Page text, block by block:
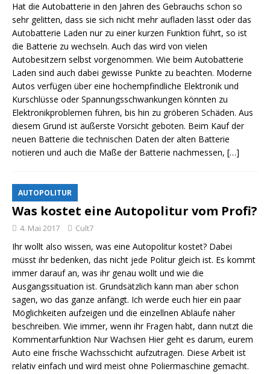
Hat die Autobatterie in den Jahren des Gebrauchs schon so
sehr gelitten, dass sie sich nicht mehr aufladen lässt oder das
Autobatterie Laden nur zu einer kurzen Funktion führt, so ist
die Batterie zu wechseln. Auch das wird von vielen
Autobesitzern selbst vorgenommen. Wie beim Autobatterie
Laden sind auch dabei gewisse Punkte zu beachten. Moderne
Autos verfügen über eine hochempfindliche Elektronik und
Kurschlüsse oder Spannungsschwankungen könnten zu
Elektronikproblemen führen, bis hin zu gröberen Schäden. Aus
diesem Grund ist äußerste Vorsicht geboten. Beim Kauf der
neuen Batterie die technischen Daten der alten Batterie
notieren und auch die Maße der Batterie nachmessen, […]
AUTOPOLITUR
Was kostet eine Autopolitur vom Profi?
4. Mai 2017 Cult7
Ihr wollt also wissen, was eine Autopolitur kostet? Dabei
müsst ihr bedenken, das nicht jede Politur gleich ist. Es kommt
immer darauf an, was ihr genau wollt und wie die
Ausgangssituation ist. Grundsätzlich kann man aber schon
sagen, wo das ganze anfängt. Ich werde euch hier ein paar
Möglichkeiten aufzeigen und die einzellnen Abläufe näher
beschreiben. Wie immer, wenn ihr Fragen habt, dann nutzt die
Kommentarfunktion Nur Wachsen Hier geht es darum, eurem
Auto eine frische Wachsschicht aufzutragen. Diese Arbeit ist
relativ einfach und wird meist ohne Poliermaschine gemacht.